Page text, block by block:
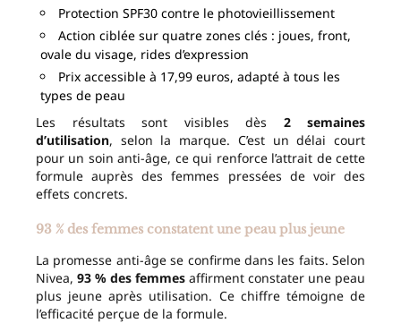
Protection SPF30 contre le photovieillissement
Action ciblée sur quatre zones clés : joues, front,
ovale du visage, rides d’expression
Prix accessible à 17,99 euros, adapté à tous les
types de peau
Les résultats sont visibles dès 2 semaines
d’utilisation, selon la marque. C’est un délai court
pour un soin anti-âge, ce qui renforce l’attrait de cette
formule auprès des femmes pressées de voir des
effets concrets.
93 % des femmes constatent une peau plus jeune
La promesse anti-âge se confirme dans les faits. Selon
Nivea, 93 % des femmes affirment constater une peau
plus jeune après utilisation. Ce chiffre témoigne de
l’efficacité perçue de la formule.